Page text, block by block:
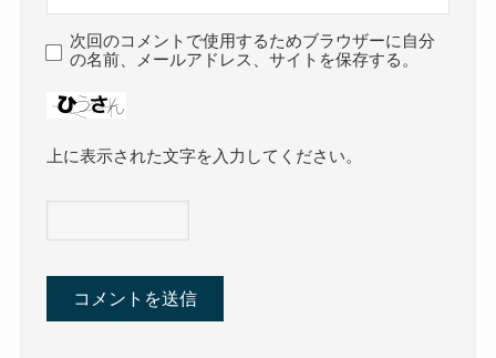
次回のコメントで使用するためブラウザーに自分
の名前、メールアドレス、サイトを保存する。
上に表示された文字を入力してください。